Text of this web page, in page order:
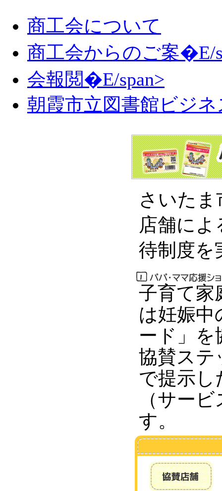
商工会について
商工会からのご案�E/
会報閲�E/span>
朝霞市立図書館ビジ
さいた
店舗に
待制度を
子育て家
は妊娠中
ード」を
協賛ステ
で提示し
（サー
す。